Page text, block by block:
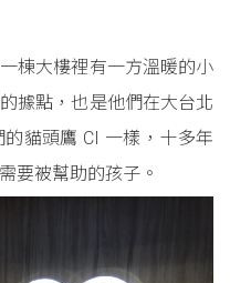
棟大樓裡有一方溫暖的小
據點，也是他們在大台北
貓頭鷹 CI 一樣，十多年
要被幫助的孩子。